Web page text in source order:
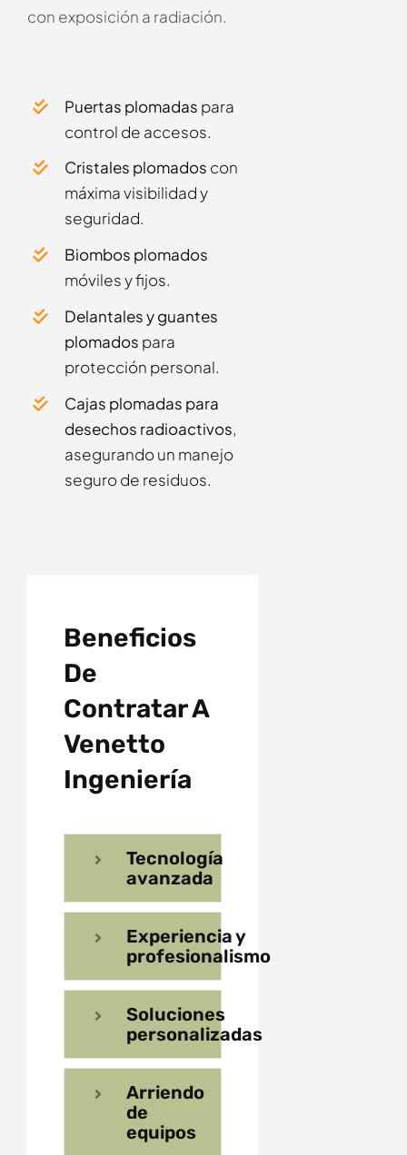
con exposición a radiación.
Puertas plomadas para
control de accesos.
Cristales plomados con
máxima visibilidad y
seguridad.
Biombos plomados
móviles y fijos.
Delantales y guantes
plomados para
protección personal.
Cajas plomadas para
desechos radioactivos,
asegurando un manejo
seguro de residuos.
Beneficios
De
Contratar A
Venetto
Ingeniería
Tecnología
avanzada
Experiencia y
profesionalismo
Soluciones
personalizadas
Arriendo
de
equipos